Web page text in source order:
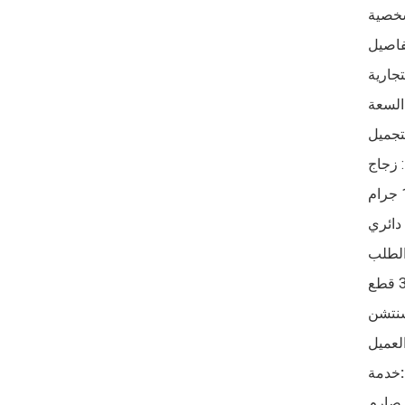
زجاج
شنتشن
خدمة: